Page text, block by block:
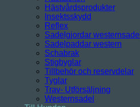
Hästvårdsprodukter
Insektsskydd
Reflex
Sadelgjordar westernsadel
Sadelpaddar western
Schabrak
Stigbyglar
Tillbehör och reservdelar
Tyglar
Trav- Utförsäljning
Westernsadel